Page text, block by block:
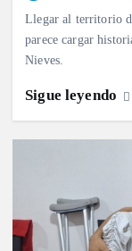
Llegar al territorio
parece cargar
Nieves.
Sigue leyendo